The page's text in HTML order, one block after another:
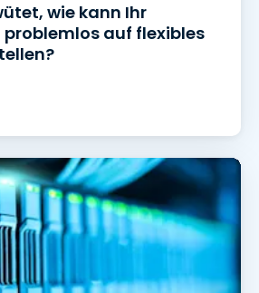
wie kann Ihr
problemlos auf flexibles